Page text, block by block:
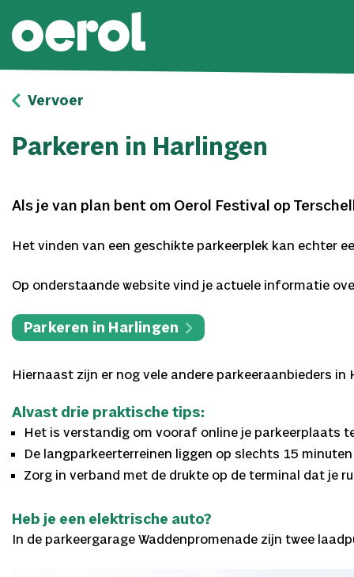
Vervoer
Parkeren in Harlingen
Als je van plan bent om Oerol Festival op
Het vinden van een geschikte parkeerplek kan echter
Op onderstaande website vind je actuele informatie
Parkeren in Harlingen
Hiernaast zijn er nog vele andere parkeeraanbieders
Alvast drie praktische tips:
Het is verstandig om vooraf online je parkeerplaats
De langparkeerterreinen liggen op slechts 15
Zorg in verband met de drukte op de terminal dat je
Heb je een elektrische auto?
In de parkeergarage Waddenpromenade zijn twee